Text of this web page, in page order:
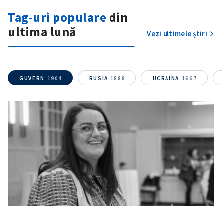
Tag-uri populare din
ultima lună
Vezi ultimele știri
GUVERN 1904 RUSIA 1888 UCRAINA 1667
ȘTIREA MEA
Titlu știre+ Adaugă titlu
Fotografie
+ Încarcă imagine